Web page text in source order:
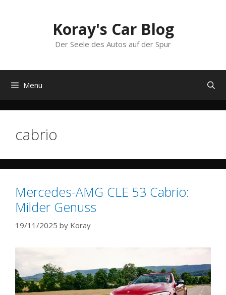
Koray's Car Blog
Der Seele des Autos auf der Spur
Menu
cabrio
Mercedes-AMG CLE 53 Cabrio:
Milder Genuss
19/11/2025 by Koray